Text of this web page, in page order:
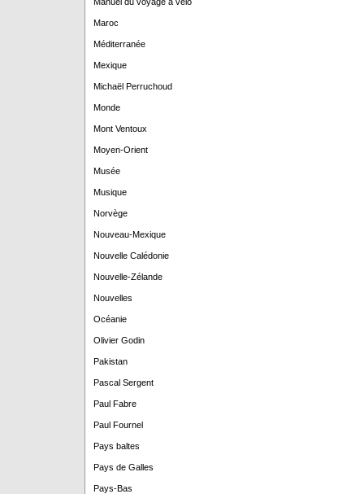
Maroc
Méditerranée
Mexique
Michaël Perruchoud
Monde
Mont Ventoux
Moyen-Orient
Musée
Musique
Norvège
Nouveau-Mexique
Nouvelle Calédonie
Nouvelle-Zélande
Nouvelles
Océanie
Olivier Godin
Pakistan
Pascal Sergent
Paul Fabre
Paul Fournel
Pays baltes
Pays de Galles
Pays-Bas